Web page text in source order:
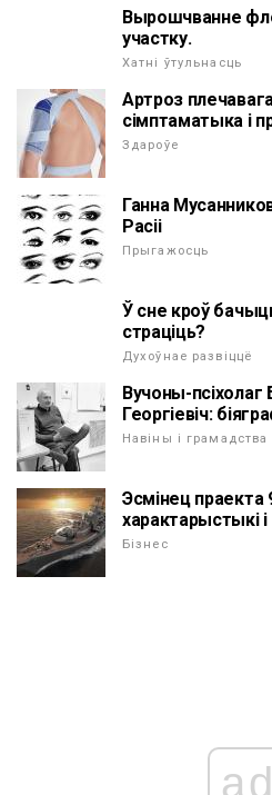
Вырошчванне
участку.
Хатні ўтульнасць
Артроз
сімптаматыка і
Здароўе
Ганна
Расіі
Прыгажосць
Ў сне кроў
страціць?
Духоўнае развіццё
Вучоны-псіхолаг
Георгіевіч:
Навіны і грамадства
Эсмінец праекта
характарыстыкі
Бізнес
ad